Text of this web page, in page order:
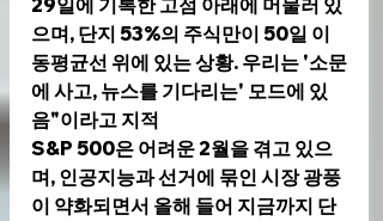
29일에 기록한 고점 아래에 머물러 있
으며, 단지 53%의 주식만이 50일 이
동평균선 위에 있는 상황. 우리는 '소문
에 사고, 뉴스를 기다리는' 모드에 있
음"이라고 지적
S&P 500은 어려운 2월을 겪고 있으
며, 인공지능과 선거에 묶인 시장 광풍
이 약화되면서 올해 들어 지금까지 단